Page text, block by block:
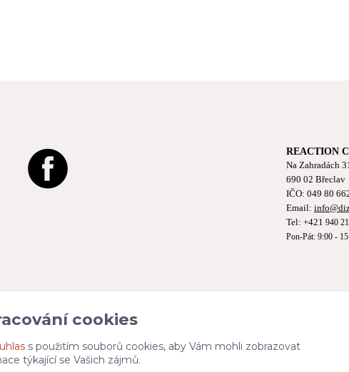
REACTION
Na Zahradách
690 02 Břeclav
IČO: 049 80
Email:
Tel: +421 940
Pon-Pát: 9:00 -
na Eshop-rychle.cz
cookies
s použitím souborů cookies, aby Vám mohli zobrazovat
týkající se Vašich zájmů.